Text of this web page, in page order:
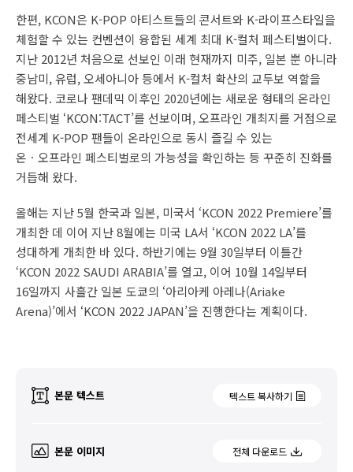
한편, KCON은 K-POP 아티스트들의 콘서트와 K-라이프스타일을
체험할 수 있는 컨벤션이 융합된 세계 최대 K-컬처 페스티벌이다.
지난 2012년 처음으로 선보인 이래 현재까지 미주, 일본 뿐 아니라
중남미, 유럽, 오세아니아 등에서 K-컬처 확산의 교두보 역할을
해왔다. 코로나 팬데믹 이후인 2020년에는 새로운 형태의 온라인
페스티벌 ‘KCON:TACT’를 선보이며, 오프라인 개최지를 거점으로
전세계 K-POP 팬들이 온라인으로 동시 즐길 수 있는
온ㆍ오프라인 페스티벌로의 가능성을 확인하는 등 꾸준히 진화를
거듭해 왔다.
올해는 지난 5월 한국과 일본, 미국서 ‘KCON 2022 Premiere’를
개최한 데 이어 지난 8월에는 미국 LA서 ‘KCON 2022 LA’를
성대하게 개최한 바 있다. 하반기에는 9월 30일부터 이틀간
‘KCON 2022 SAUDI ARABIA’를 열고, 이어 10월 14일부터
16일까지 사흘간 일본 도쿄의 ‘아리아케 아레나(Ariake
Arena)’에서 ‘KCON 2022 JAPAN’을 진행한다는 계획이다.
본문 텍스트 텍스트 복사하기
본문 이미지 전체 다운로드